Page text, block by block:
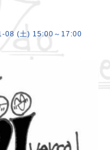
08 (土) 15:00～17:00